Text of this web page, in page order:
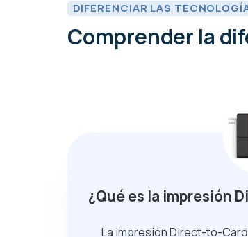
DIFERENCIAR LAS
Comprender la
¿Qué es la impresión
La impresión Direct-to-